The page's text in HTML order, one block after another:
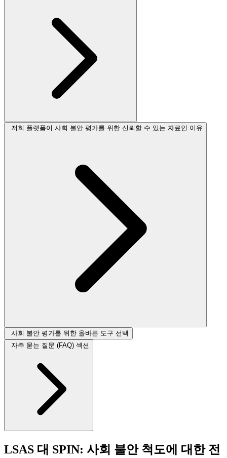
저희 플랫폼이 사회 불안 평가를 위한 신뢰할 수 있는 자료인 이유
사회 불안 평가를 위한 올바른 도구 선택
자주 묻는 질문 (FAQ) 섹션
LSAS 대 SPIN: 사회 불안 척도에 대한 전